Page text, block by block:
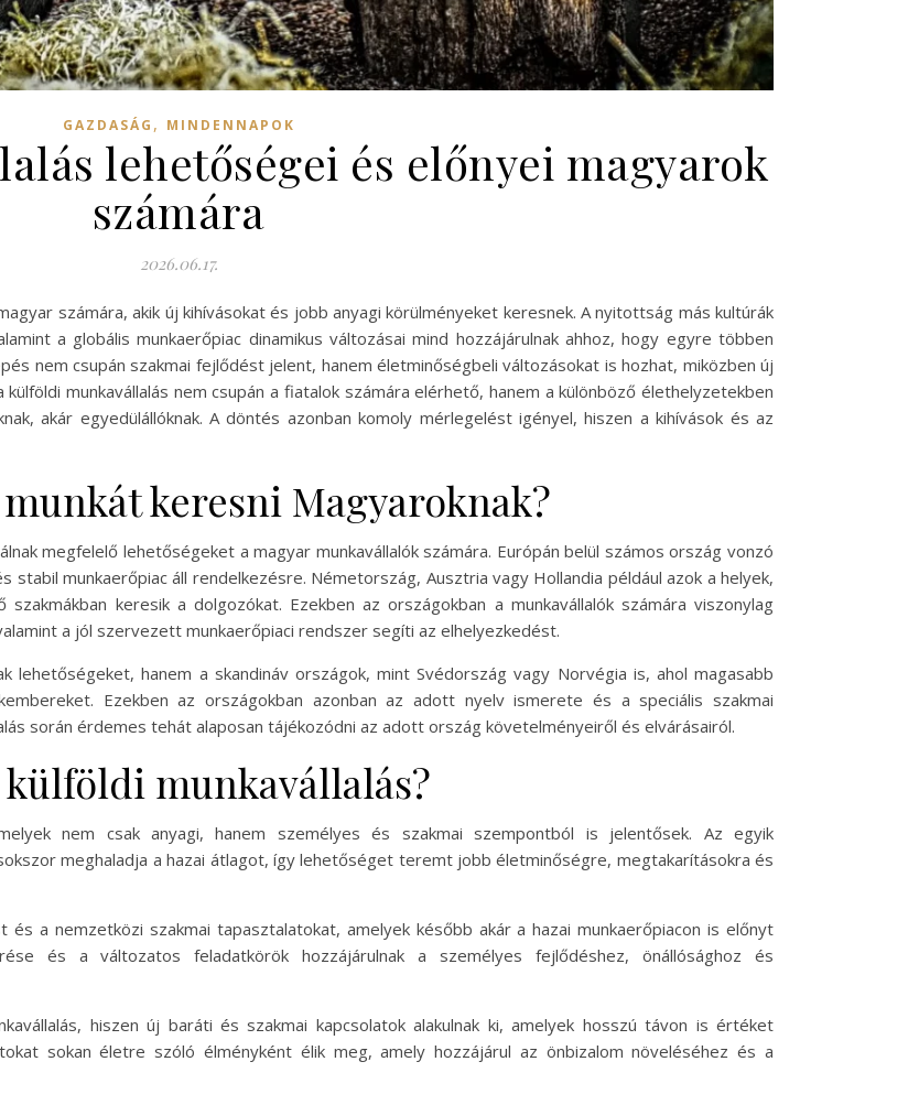
GAZDASÁG , MINDENNAPOK
lehetőségei és előnyei magyarok
számára
2026.06.17.
számára, akik új kihívásokat és jobb anyagi körülményeket keresnek. A nyitottság más kultúrák
a globális munkaerőpiac dinamikus változásai mind hozzájárulnak ahhoz, hogy egyre többen
nem csupán szakmai fejlődést jelent, hanem életminőségbeli változásokat is hozhat, miközben új
munkavállalás nem csupán a fiatalok számára elérhető, hanem a különböző élethelyzetekben
akár egyedülállóknak. A döntés azonban komoly mérlegelést igényel, hiszen a kihívások és az
keresni Magyaroknak?
megfelelő lehetőségeket a magyar munkavállalók számára. Európán belül számos ország vonzó
munkaerőpiac áll rendelkezésre. Németország, Ausztria vagy Hollandia például azok a helyek,
keresik a dolgozókat. Ezekben az országokban a munkavállalók számára viszonylag
a jól szervezett munkaerőpiaci rendszer segíti az elhelyezkedést.
lehetőségeket, hanem a skandináv országok, mint Svédország vagy Norvégia is, ahol magasabb
Ezekben az országokban azonban az adott nyelv ismerete és a speciális szakmai
során érdemes tehát alaposan tájékozódni az adott ország követelményeiről és elvárásairól.
munkavállalás?
nem csak anyagi, hanem személyes és szakmai szempontból is jelentősek. Az egyik
meghaladja a hazai átlagot, így lehetőséget teremt jobb életminőségre, megtakarításokra és
és a nemzetközi szakmai tapasztalatokat, amelyek később akár a hazai munkaerőpiacon is előnyt
és a változatos feladatkörök hozzájárulnak a személyes fejlődéshez, önállósághoz és
hiszen új baráti és szakmai kapcsolatok alakulnak ki, amelyek hosszú távon is értéket
sokan életre szóló élményként élik meg, amely hozzájárul az önbizalom növeléséhez és a